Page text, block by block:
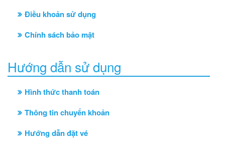
Điều khoản sử dụng
Chính sách bảo mật
Hướng dẫn sử dụng
Hình thức thanh toán
Thông tin chuyển khoản
Hướng dẫn đặt vé